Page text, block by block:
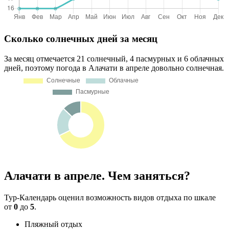
Сколько солнечных дней за месяц
За месяц отмечается 21 солнечный, 4 пасмурных и 6 облачных
дней, поэтому погода в Алачати в апреле довольно солнечная.
Алачати в апреле. Чем заняться?
Тур-Календарь оценил возможность видов отдыха по шкале
от 0 до 5.
Пляжный отдых